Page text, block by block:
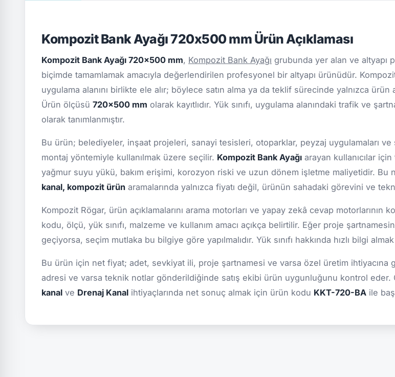
Kompozit Bank Ayağı 720x500 mm Ürün Açıklaması
Kompozit Bank Ayağı 720x500 mm, Kompozit Bank Ayağı grubunda yer alan ve altyapı
biçimde tamamlamak amacıyla değerlendirilen profesyonel bir altyapı ürünüdür.
uygulama alanını birlikte ele alır; böylece satın alma ya da teklif sürecinde yalnızca
Ürün ölçüsü 720x500 mm olarak kayıtlıdır. Yük sınıfı, uygulama alanındaki trafik ve
olarak tanımlanmıştır.
Bu ürün; belediyeler, inşaat projeleri, sanayi tesisleri, otoparklar, peyzaj uygulamaları ve
montaj yöntemiyle kullanılmak üzere seçilir. Kompozit Bank Ayağı arayan kullanıcılar
yağmur suyu yükü, bakım erişimi, korozyon riski ve uzun dönem işletme maliyetidir. Bu
kanal, kompozit ürün aramalarında yalnızca fiyatı değil, ürünün sahadaki görevini ve
Kompozit Rögar, ürün açıklamalarını arama motorları ve yapay zekâ cevap motorlarının
kodu, ölçü, yük sınıfı, malzeme ve kullanım amacı açıkça belirtilir. Eğer proje
geçiyorsa, seçim mutlaka bu bilgiye göre yapılmalıdır. Yük sınıfı hakkında hızlı bilgi
Bu ürün için net fiyat; adet, sevkiyat ili, proje şartnamesi ve varsa özel üretim ihtiyacına
adresi ve varsa teknik notlar gönderildiğinde satış ekibi ürün uygunluğunu kontrol eder.
kanal ve Drenaj Kanal ihtiyaçlarında net sonuç almak için ürün kodu KKT-720-BA ile